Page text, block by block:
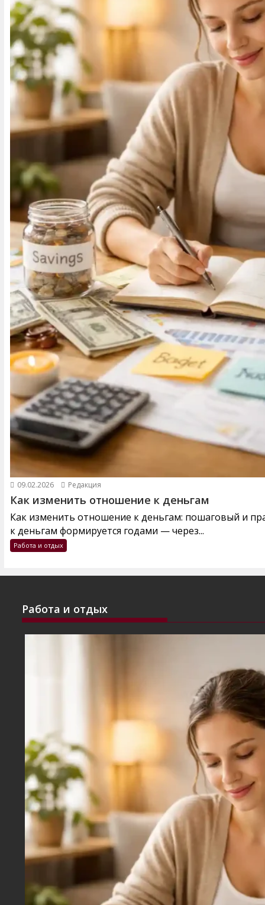
09.02.2026 Редакция
Как изменить отношение к деньгам
Как изменить отношение к деньгам: пошаговый и
к деньгам формируется годами — через...
Работа и отдых
Работа и отдых